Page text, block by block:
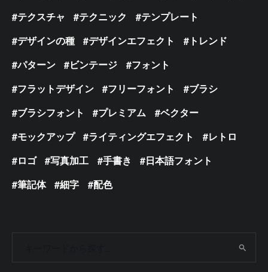
テクスチャ
テクニック
テンプレート
デザインの種
デザインエフェクト
トレンド
パターン
ビンテージ
フォント
フラットデザイン
フリーフォント
ブラシ
ブラシフォント
プレミアム
ベクター
モックアップ
ライティングエフェクト
レトロ
ロゴ
写真加工 手書き
日本語フォント
筆記体
細字 配色